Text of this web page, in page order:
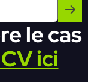
le cas
ici